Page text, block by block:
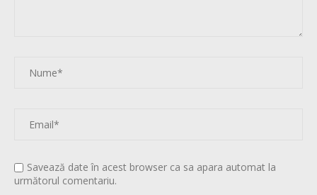
Savează date în acest browser ca sa apara automat la
următorul comentariu.